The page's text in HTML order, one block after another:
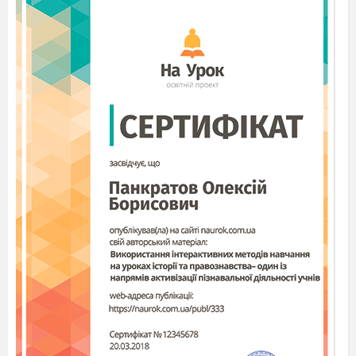
цінності серед оточуючих, у соціальному і
природному середовищах.
Природне середовище щодо людини виконує
три основні функції: економічну — забезпечує
народне господарство ресурсами; біологічну —
забезпечує фізичне здоров’я; соціальну —
забезпечує духовний розвиток суспільства в
цілому.
А чи знали ви, що є ціла наука про
взаємовідносини людини і навколишнього
середовища?
(припущення учнів)
.Вправа: «Людина і навколишнє
середовище»(робота в парах або малих
групах). Намалюйте схематично, як людина
взаємодіє з навколишнім середовищем.